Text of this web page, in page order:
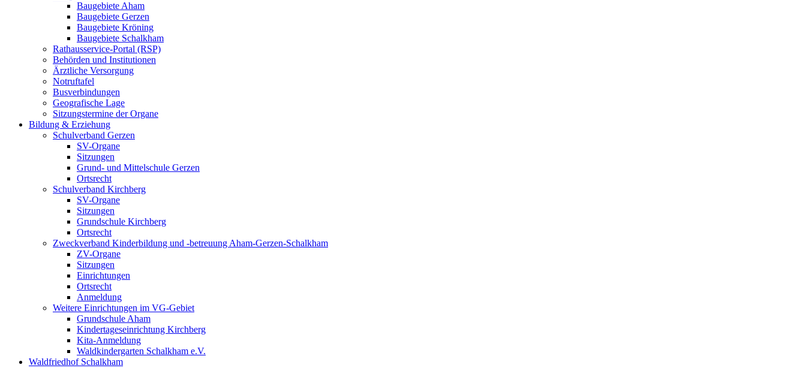
Baugebiete Aham
Baugebiete Gerzen
Baugebiete Kröning
Baugebiete Schalkham
Rathausservice-Portal (RSP)
Behörden und Institutionen
Ärztliche Versorgung
Notruftafel
Busverbindungen
Geografische Lage
Sitzungstermine der Organe
Bildung & Erziehung
Schulverband Gerzen
SV-Organe
Sitzungen
Grund- und Mittelschule Gerzen
Ortsrecht
Schulverband Kirchberg
SV-Organe
Sitzungen
Grundschule Kirchberg
Ortsrecht
Zweckverband Kinderbildung und -betreuung Aham-Gerzen-Schalkham
ZV-Organe
Sitzungen
Einrichtungen
Ortsrecht
Anmeldung
Weitere Einrichtungen im VG-Gebiet
Grundschule Aham
Kindertageseinrichtung Kirchberg
Kita-Anmeldung
Waldkindergarten Schalkham e.V.
Waldfriedhof Schalkham